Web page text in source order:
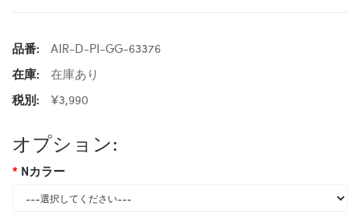
品番:
AIR-D-PI-GG-63376
在庫:
在庫あり
税別:
¥3,990
オプション:
Nカラー